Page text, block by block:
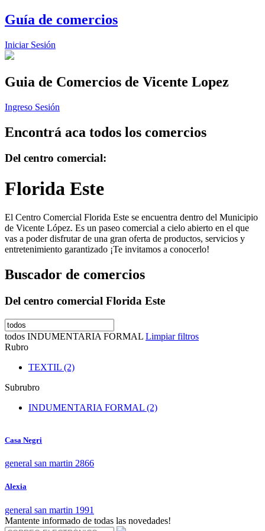
Guía de comercios
Iniciar Sesión
Guia de Comercios de Vicente Lopez
Ingreso Sesión
Encontrá aca todos los comercios
Del centro comercial:
Florida Este
El Centro Comercial Florida Este se encuentra dentro del Municipio
de Vicente López. Es un paseo comercial a cielo abierto en el que
vas a poder disfrutar de una gran oferta de productos, servicios y
entretenimiento garantizado ¡Te invitamos a conocerlo!
Buscador de comercios
Del centro comercial Florida Este
todos INDUMENTARIA FORMAL Limpiar filtros
Rubro
TEXTIL (2)
Subrubro
INDUMENTARIA FORMAL (2)
Casa Negri
general san martin 2866
Alexia
general san martin 1991
Mantente informado de todas las novedades!